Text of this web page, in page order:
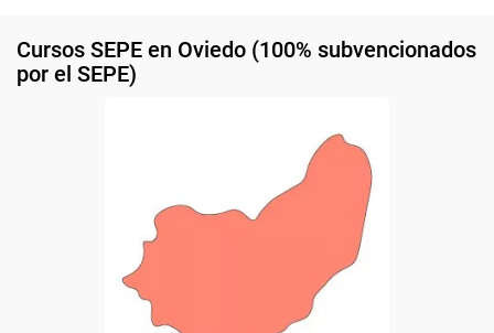
Cursos SEPE en Oviedo (100% subvencionados
por el SEPE)